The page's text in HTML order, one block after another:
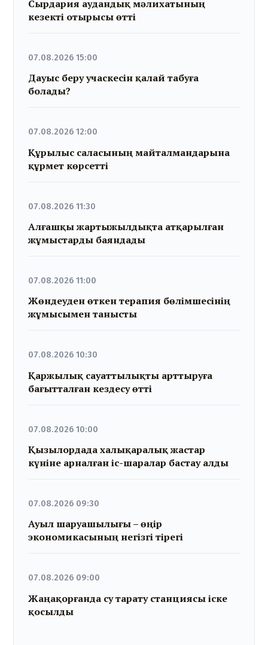
Сырдария аудандық мәлихатының
кезекті отырысы өтті
07.08.2026 15:00
Дауыс беру учаскесін қалай табуға
болады?
07.08.2026 12:00
Құрылыс саласының майталмандарына
құрмет көрсетті
07.08.2026 11:30
Алғашқы жартыжылдықта атқарылған
жұмыстарды баяндады
07.08.2026 11:00
Жөндеуден өткен терапия бөлімшесінің
жұмысымен танысты
07.08.2026 10:30
Қаржылық сауаттылықты арттыруға
бағытталған кездесу өтті
07.08.2026 10:00
Қызылордада халықаралық жастар
күніне арналған іс-шаралар бастау алды
07.08.2026 09:30
Ауыл шаруашылығы – өңір
экономикасының негізгі тірегі
07.08.2026 09:00
Жаңақорғанда су тарату станциясы іске
қосылды